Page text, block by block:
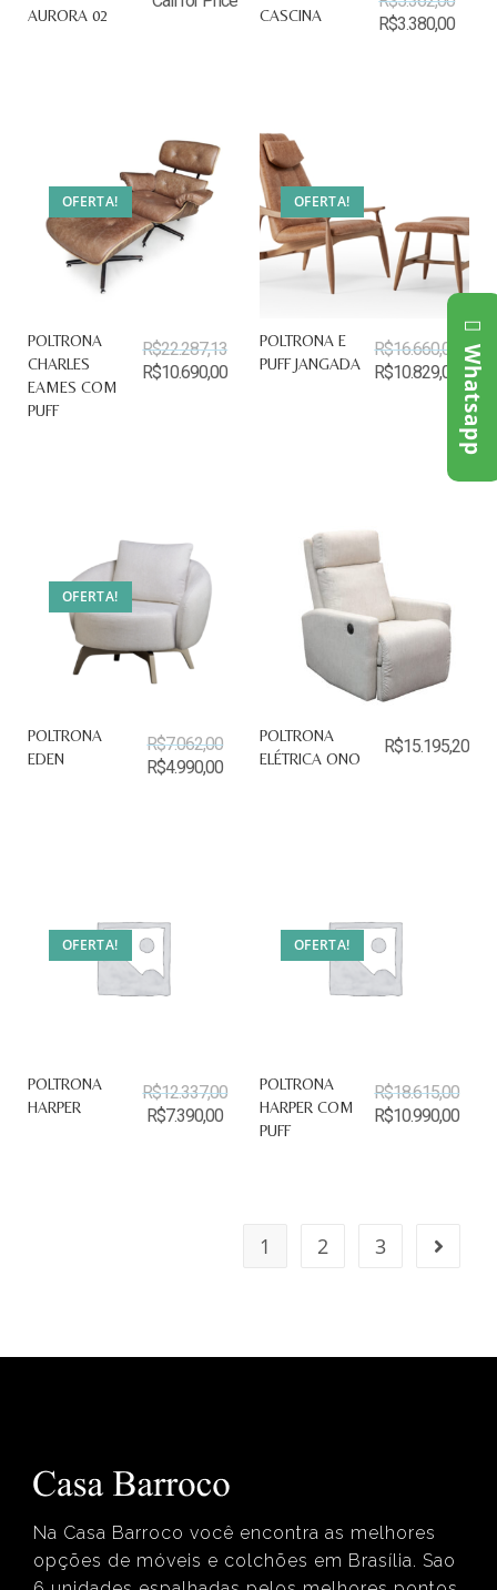
AURORA 02
CASCINA
R$3.380,00
OFERTA!
POLTRONA
CHARLES
EAMES COM
PUFF
R$22.287,13
R$10.690,00
OFERTA!
POLTRONA E
PUFF JANGADA
R$16.660,00
R$10.829,00
OFERTA!
POLTRONA
EDEN
R$7.062,00
R$4.990,00
POLTRONA
ELÉTRICA ONO
R$15.195,20
OFERTA!
POLTRONA
HARPER
R$12.337,00
R$7.390,00
OFERTA!
POLTRONA
HARPER COM
PUFF
R$18.615,00
R$10.990,00
1 2 3
Na Casa Barroco você encontra as melhores
opções de móveis e colchões em Brasília. Sao
Whatsapp